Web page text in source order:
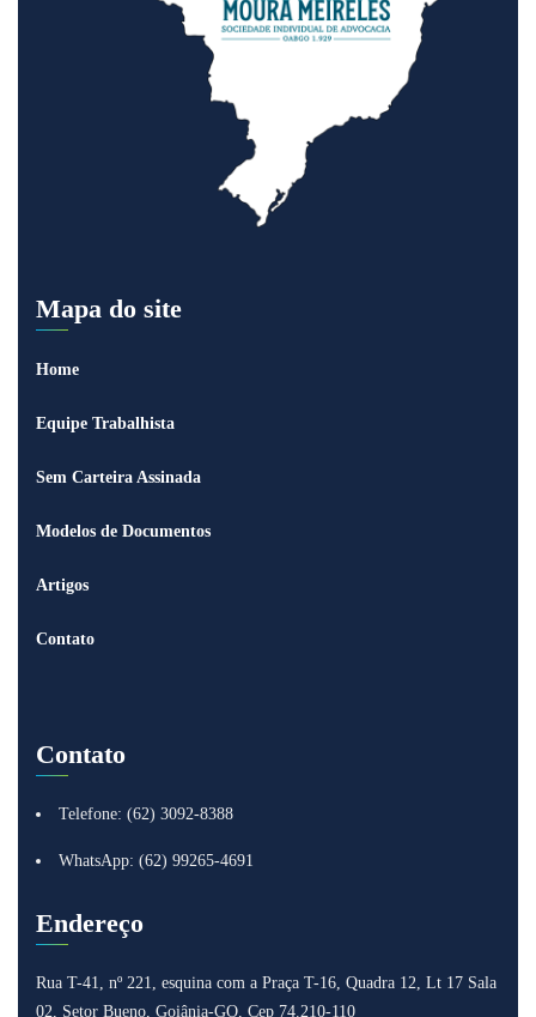
Mapa do site
Home
Equipe Trabalhista
Sem Carteira Assinada
Modelos de Documentos
Artigos
Contato
Contato
Telefone: (62) 3092-8388
WhatsApp: (62) 99265-4691
Endereço
Rua T-41, nº 221, esquina com a Praça T-16, Quadra 12, Lt 17 Sala
02, Setor Bueno, Goiânia-GO, Cep 74.210-110